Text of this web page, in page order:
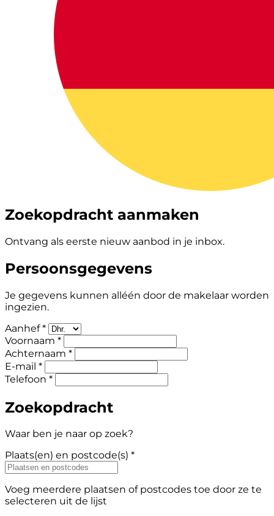
Zoekopdracht aanmaken
Ontvang als eerste nieuw aanbod in je inbox.
Persoonsgegevens
Je gegevens kunnen alléén door de makelaar worden
ingezien.
Aanhef *
Voornaam *
Achternaam *
E-mail *
Telefoon *
Zoekopdracht
Waar ben je naar op zoek?
Plaats(en) en postcode(s) *
Voeg meerdere plaatsen of postcodes toe door ze te
selecteren uit de lijst